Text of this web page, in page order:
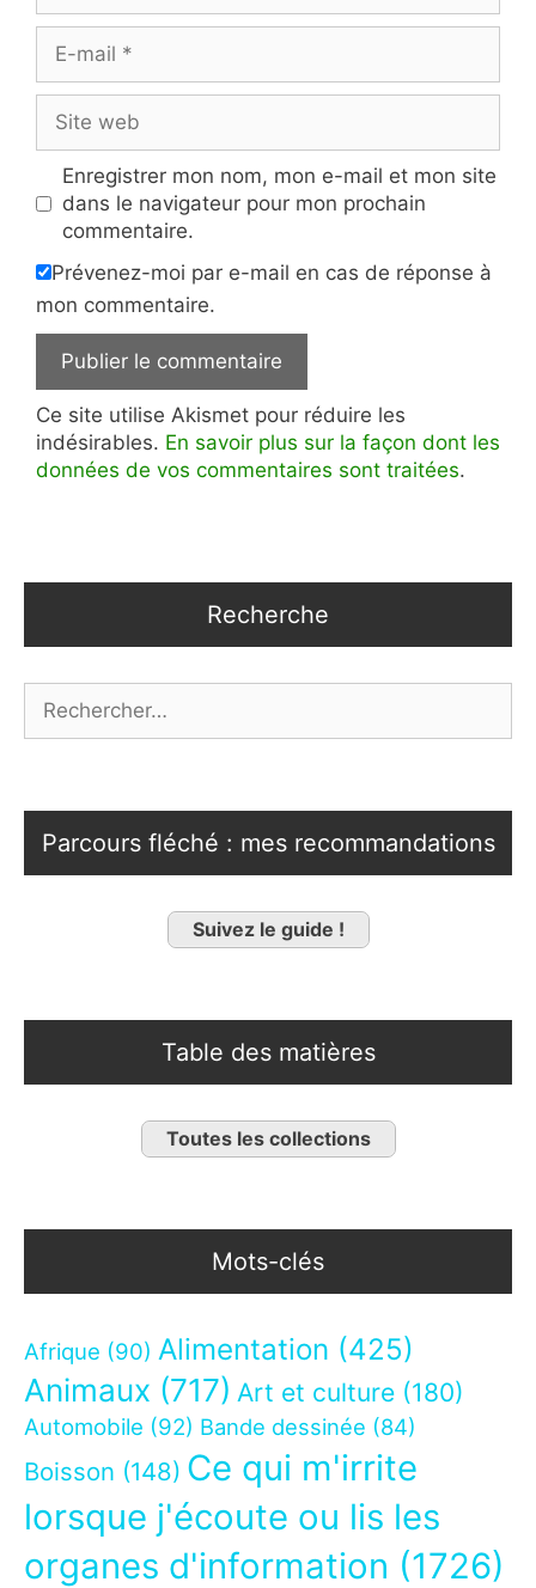
mail
web
Enregistrer mon nom, mon e-mail et mon site
dans le navigateur pour mon prochain
commentaire.
Prévenez-moi par e-mail en cas de réponse à
mon commentaire.
Ce site utilise Akismet pour réduire les
indésirables. En savoir plus sur la façon dont les
données de vos commentaires sont traitées.
Recherche
Parcours fléché : mes recommandations
Suivez le guide !
Table des matières
Toutes les collections
Mots-clés
Afrique (90) Alimentation (425)
Animaux (717) Art et culture (180)
Automobile (92) Bande dessinée (84)
Boisson (148) Ce qui m'irrite
lorsque j'écoute ou lis les
organes d'information (1726)